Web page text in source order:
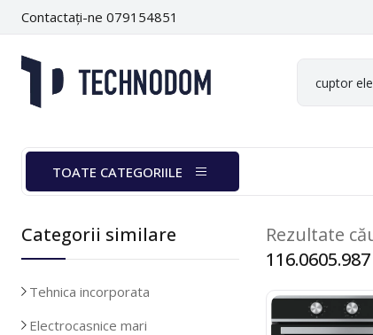
Contactați-ne 079154851
TOATE CATEGORIILE
Categorii similare
Tehnica incorporata
Electrocasnice mari
Rezultate
116.0605.987